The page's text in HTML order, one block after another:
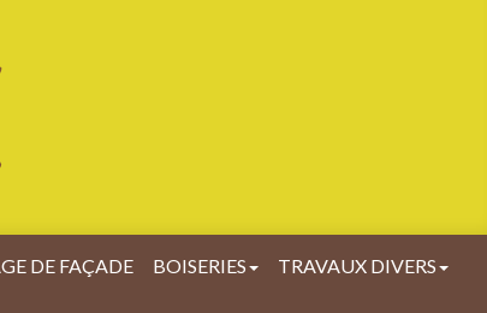
DE FAÇADE BOISERIES TRAVAUX DIVERS